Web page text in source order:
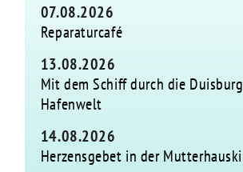
07.08.2026
Reparaturcafé
13.08.2026
Mit dem Schiff durch die
Hafenwelt
14.08.2026
Herzensgebet in der